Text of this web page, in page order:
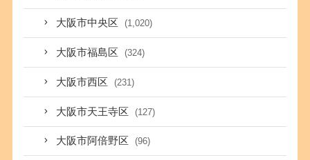
大阪市中央区 (1,020)
大阪市福島区 (324)
大阪市西区 (231)
大阪市天王寺区 (127)
大阪市阿倍野区 (96)